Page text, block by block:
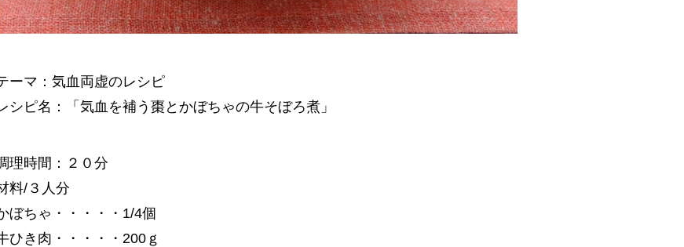
ーマ：気血両虚のレシピ
シピ名：「気血を補う棗とかぼちゃの牛そぼろ煮」
理時間：２０分
料/３人分
ぼちゃ・・・・・1/4個
ひき肉・・・・・200ｇ